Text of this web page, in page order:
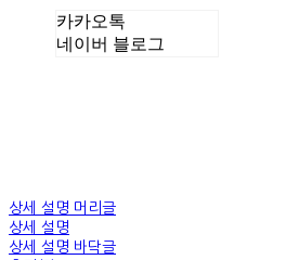
카카오톡
네이버 블로그
상세 설명 머리글
상세 설명
상세 설명 바닥글